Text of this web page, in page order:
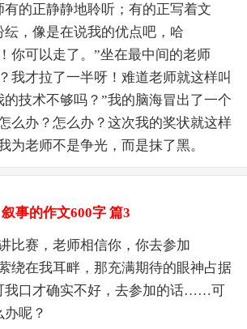
的正静静地聆听；有的正写着文
，像是在说我的优点吧，哈
你可以走了。”坐在最中间的老师
我才拉了一半呀！难道老师就这样叫
技术不够吗？”我的脑海冒出了一个
么办？怎么办？这次我的奖状就这样
为老师不是争光，而是抹了黑。
叙事的作文600字 篇3
比赛，老师相信你，你去参加
绕在我耳畔，那充满期待的眼神占据
我口才确实不好，去参加的话……可
呢？